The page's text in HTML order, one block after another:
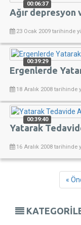
00:06:37
Ağır depresyon
23 Ocak 2009 tarihinde
00:39:29
Ergenlerde
18 Aralık 2008 tarihinde
00:39:40
Yatarak
16 Aralık 2008 tarihinde
«